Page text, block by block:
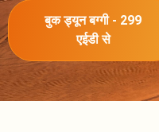
बुक ड्यून बग्गी - 299
एईडी से